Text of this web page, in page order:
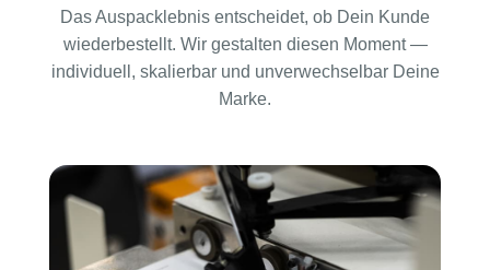
Das Auspacklebnis entscheidet, ob Dein Kunde
wiederbestellt. Wir gestalten diesen Moment —
individuell, skalierbar und unverwechselbar Deine
Marke.